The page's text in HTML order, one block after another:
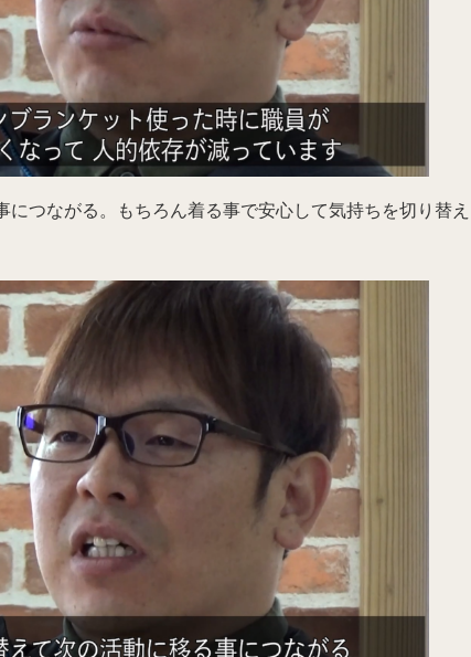
つながる。もちろん着る事で安心して気持ちを切り替え